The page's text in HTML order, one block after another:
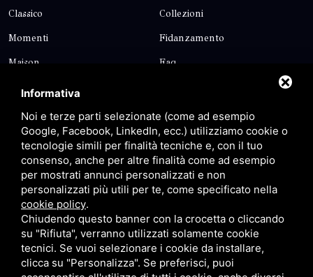
Classico Collezioni
Momenti Fidanzamento
Maison Faq
Blog
Sitemap Privacy
Contatti
Via Giolitti, 5 - 20025 - Legnano
+39 0331 1542871
+39 334 1291872
info@antoniosartori.com
Informativa
Noi e terze parti selezionate (come ad esempio
Google, Facebook, LinkedIn, ecc.) utilizziamo cookie o
tecnologie simili per finalità tecniche e, con il tuo
consenso, anche per altre finalità come ad esempio
per mostrati annunci personalizzati e non
personalizzati più utili per te, come specificato nella
cookie policy.
Chiudendo questo banner con la crocetta o cliccando
su "Rifiuta", verranno utilizzati solamente cookie
tecnici. Se vuoi selezionare i cookie da installare,
clicca su "Personalizza". Se preferisci, puoi